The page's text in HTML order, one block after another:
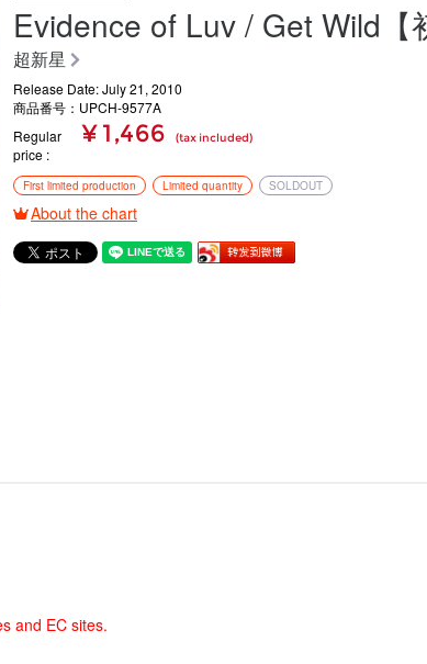
Evidence of Luv / Get Wild【
超新星
Release Date: July 21, 2010
商品番号：UPCH-9577A
Regular
price
¥ 1,466 (tax included)
First limited production Limited quantity SOLDOUT
About the chart
and EC sites.